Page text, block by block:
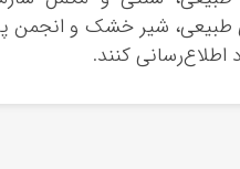
شیر خشک و انجمن
کنند.